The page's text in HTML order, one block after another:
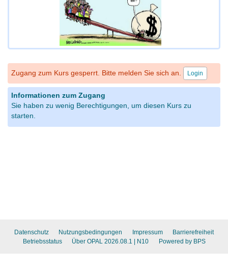
Zugang zum Kurs gesperrt. Bitte melden Sie sich an. Login
Informationen zum Zugang
Sie haben zu wenig Berechtigungen, um diesen Kurs zu
starten.
Datenschutz Nutzungsbedingungen Impressum
Barrierefreiheit
Betriebsstatus
Über OPAL 2026.08.1 | N10 Powered by BPS